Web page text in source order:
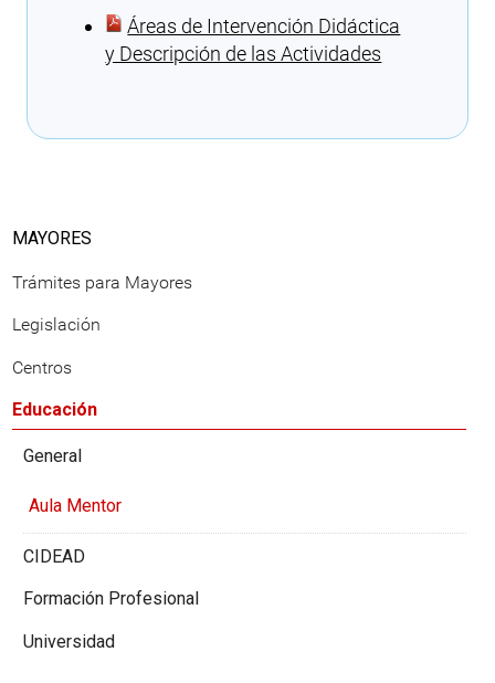
Áreas de Intervención Didáctica
y Descripción de las Actividades
MAYORES
Trámites para Mayores
Legislación
Centros
Educación
General
Aula Mentor
CIDEAD
Formación Profesional
Universidad